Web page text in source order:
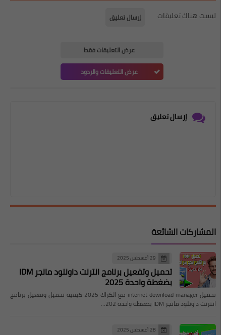
ليست هناك تعليقات إرسال تعليق
عرض التعليقات فقط
عرض التعليقات والردود
إرسال تعليق
المشاركات الشائعة
29 أغسطس 2025
تحميل وتفعيل برنامج انترنت داونلود مانجر IDM
بضغطة واحدة 2025
تحميل internet download manager مع الكراك 2025 كيفية تحميل وتفعيل برنامج
انترنت داونلود مانجر IDM بضغطة واحدة 202…
28 أغسطس 2025